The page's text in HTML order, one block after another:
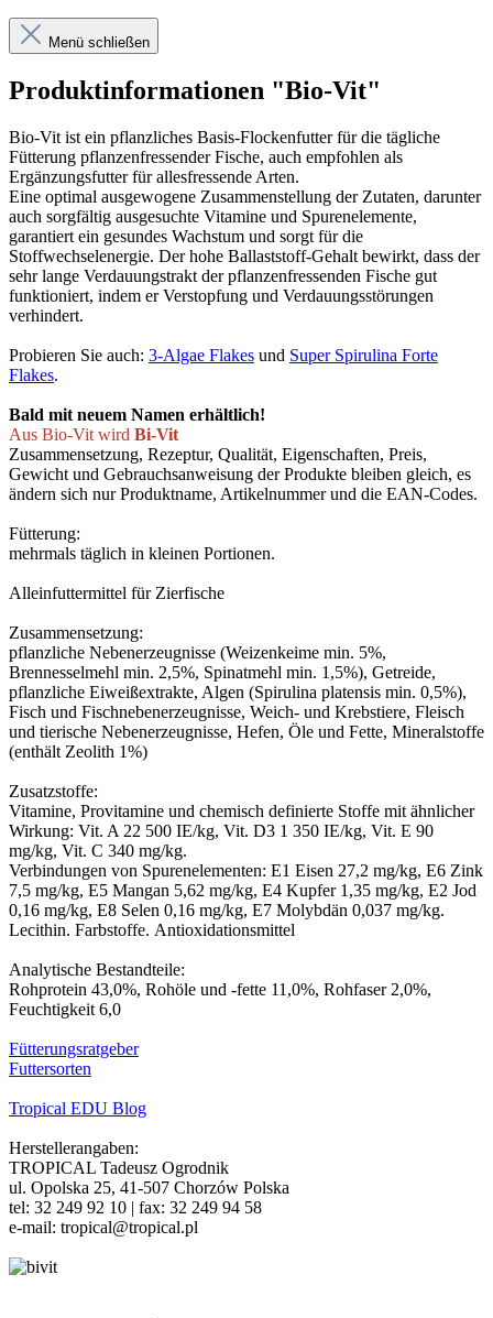
Menü schließen
Produktinformationen "Bio-Vit"
Bio-Vit ist ein pflanzliches Basis-Flockenfutter für die tägliche
Fütterung pflanzenfressender Fische, auch empfohlen als
Ergänzungsfutter für allesfressende Arten.
Eine optimal ausgewogene Zusammenstellung der Zutaten, darunter
auch sorgfältig ausgesuchte Vitamine und Spurenelemente,
garantiert ein gesundes Wachstum und sorgt für die
Stoffwechselenergie. Der hohe Ballaststoff-Gehalt bewirkt, dass der
sehr lange Verdauungstrakt der pflanzenfressenden Fische gut
funktioniert, indem er Verstopfung und Verdauungsstörungen
verhindert.
Probieren Sie auch: 3-Algae Flakes und Super Spirulina Forte
Flakes.
Bald mit neuem Namen erhältlich!
Aus Bio-Vit wird Bi-Vit
Zusammensetzung, Rezeptur, Qualität, Eigenschaften, Preis,
Gewicht und Gebrauchsanweisung der Produkte bleiben gleich, es
ändern sich nur Produktname, Artikelnummer und die EAN-Codes.
Fütterung:
mehrmals täglich in kleinen Portionen.
Alleinfuttermittel für Zierfische
Zusammensetzung:
pflanzliche Nebenerzeugnisse (Weizenkeime min. 5%,
Brennesselmehl min. 2,5%, Spinatmehl min. 1,5%), Getreide,
pflanzliche Eiweißextrakte, Algen (Spirulina platensis min. 0,5%),
Fisch und Fischnebenerzeugnisse, Weich- und Krebstiere, Fleisch
und tierische Nebenerzeugnisse, Hefen, Öle und Fette, Mineralstoffe
(enthält Zeolith 1%)
Zusatzstoffe:
Vitamine, Provitamine und chemisch definierte Stoffe mit ähnlicher
Wirkung: Vit. A 22 500 IE/kg, Vit. D3 1 350 IE/kg, Vit. E 90
mg/kg, Vit. C 340 mg/kg.
Verbindungen von Spurenelementen: E1 Eisen 27,2 mg/kg, E6 Zink
7,5 mg/kg, E5 Mangan 5,62 mg/kg, E4 Kupfer 1,35 mg/kg, E2 Jod
0,16 mg/kg, E8 Selen 0,16 mg/kg, E7 Molybdän 0,037 mg/kg.
Lecithin. Farbstoffe. Antioxidationsmittel
Analytische Bestandteile:
Rohprotein 43,0%, Rohöle und -fette 11,0%, Rohfaser 2,0%,
Feuchtigkeit 6,0
Fütterungsratgeber
Futtersorten
Tropical EDU Blog
Herstellerangaben:
TROPICAL Tadeusz Ogrodnik
ul. Opolska 25, 41-507 Chorzów Polska
tel: 32 249 92 10 | fax: 32 249 94 58
e-mail: tropical@tropical.pl